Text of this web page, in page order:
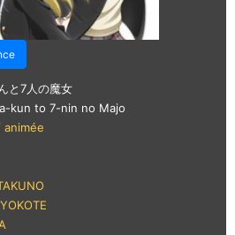
と7人の魔女
kun to 7-nin no Majo
animée